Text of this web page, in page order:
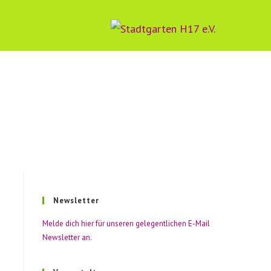
Newsletter
Melde dich hier für unseren gelegentlichen E-Mail
Newsletter an.